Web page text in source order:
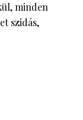
minden
szidás,